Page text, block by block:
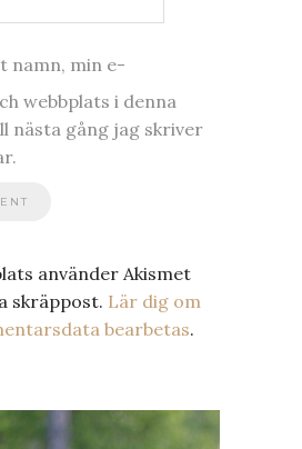
namn, min e-
webbplats i denna
nästa gång jag skriver
använder Akismet
skräppost. Lär dig om
bearbetas.